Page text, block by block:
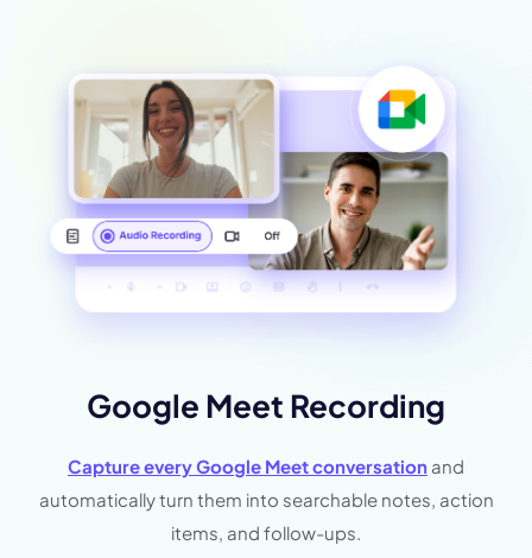
Google Meet Recording
Capture every Google Meet conversation and
automatically turn them into searchable notes, action
items, and follow-ups.